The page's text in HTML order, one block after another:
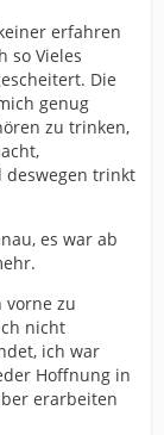
erfahren
so Vieles
Die
genug
zu trinken,
trinkt
es war ab
vorne zu
nicht
ich war
Hoffnung in
erarbeiten